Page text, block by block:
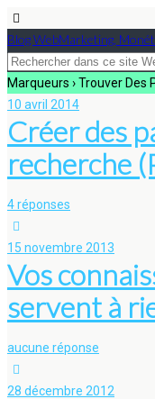
Blog WebMarketing,
Marqueurs › Trouver Des
10 avril 2014
Créer des
recherche
4 réponses
15 novembre 2013
Vos
servent à
aucune réponse
28 décembre 2012